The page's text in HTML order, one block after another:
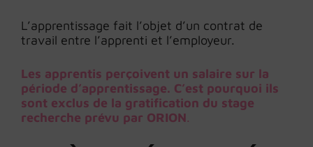
L’apprentissage fait l’objet d’un contrat de
travail entre l’apprenti et l’employeur.
Les apprentis perçoivent un salaire sur la
période d’apprentissage. C’est pourquoi ils
sont exclus de la gratification du stage
recherche prévu par ORION.